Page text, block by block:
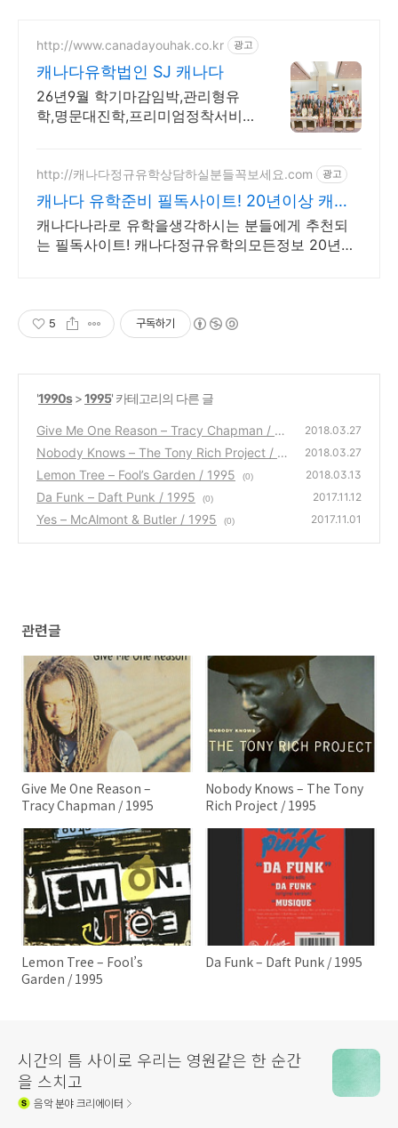
http://www.canadayouhak.co.kr 광고
캐나다유학법인 SJ 캐나다
26년9월 학기마감임박,관리형유
학,명문대진학,프리미엄정착서비
자녀무상, 보딩스쿨
http://캐나다정규유학상담하실분들꼭보세요.com 광고
캐나다 유학준비 필독사이트! 20년이상 캐나
다정규유학만!
캐나다나라로 유학을생각하시는 분들에게 추천되
는 필독사이트! 캐나다정규유학의모든정보 20년이
5 구독하기
'1990s>1995' 카테고리의 다른 글
Give Me One Reason – Tracy Chapman / 19
95
(0)
2018.03.27
Nobody Knows – The Tony Rich Project / 19
95
(0)
2018.03.27
Lemon Tree – Fool’s Garden / 1995 (0) 2018.03.13
Da Funk – Daft Punk / 1995 (0) 2017.11.12
Yes – McAlmont & Butler / 1995 (0) 2017.11.01
관련글
Give Me One Reason –
Tracy Chapman / 1995
Nobody Knows – The Tony
Rich Project / 1995
Lemon Tree – Fool’s
Garden / 1995
Da Funk – Daft Punk / 1995
시간의 틈 사이로 우리는 영원같은 한 순간
을 스치고
음악분야 크리에이터